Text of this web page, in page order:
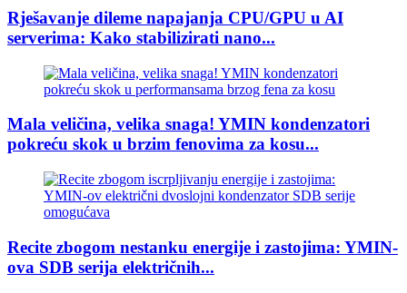
Rješavanje dileme napajanja CPU/GPU u AI
serverima: Kako stabilizirati nano...
Mala veličina, velika snaga! YMIN kondenzatori
pokreću skok u brzim fenovima za kosu...
Recite zbogom nestanku energije i zastojima: YMIN-
ova SDB serija električnih...